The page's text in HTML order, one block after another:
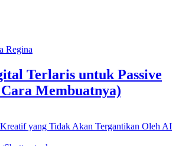
Regina
Terlaris untuk Passive
Membuatnya)